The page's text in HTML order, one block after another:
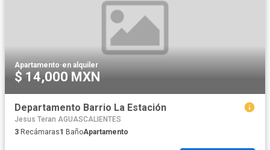
Apartamento·en alquiler
$ 14,000 MXN
Departamento Barrio La Estación
Jesus Teran AGUASCALIENTES
3 Recámaras1 BañoApartamento